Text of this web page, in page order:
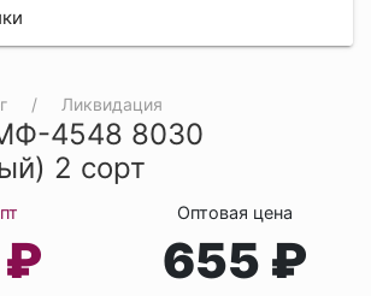
Ликвидация
4548 8030
2 сорт
Оптовая цена
655 ₽